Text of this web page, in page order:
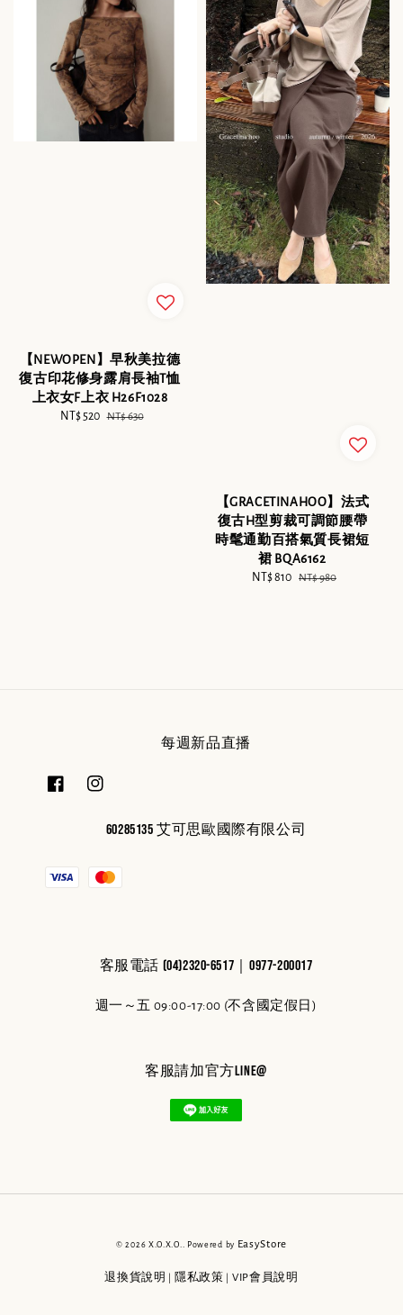
【NEWOPEN】早秋美拉德
復古印花修身露肩長袖T恤
上衣女F上衣 H26F1028
Sale
NT$ 520 Regular
NT$ 630
【GRACETINAHOO】法式
復古H型剪裁可調節腰帶
時髦通勤百搭氣質長裙短
裙 BQA6162
Sale
NT$ 810 Regular
NT$ 980
每週新品直播
60285135 艾可思歐國際有限公司
客服電話 (04)2320-6517｜0977-200017
週一～五 09:00-17:00 (不含國定假日)
客服請加官方line@
© 2026 X.O.X.O.. Powered by EasyStore
退換貨說明 隱私政策 VIP會員說明